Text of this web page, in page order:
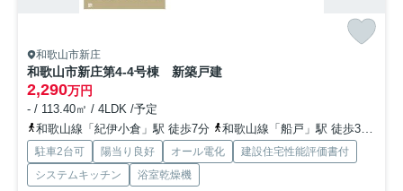
和歌山市新庄
和歌山市新庄第4-4号棟 新築戸建
2,290万円
- / 113.40㎡ / 4LDK /予定
和歌山線「紀伊小倉」駅 徒歩7分
和歌山線「船戸」駅 徒歩30分
駐車2台可 陽当り良好 オール電化
建設住宅性能評価書付
システムキッチン
浴室乾燥機